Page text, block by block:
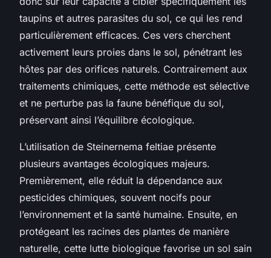
taupins et autres parasites du sol, ce qui les rend
particulièrement efficaces. Ces vers cherchent
activement leurs proies dans le sol, pénétrant les
hôtes par des orifices naturels. Contrairement aux
traitements chimiques, cette méthode est sélective
et ne perturbe pas la faune bénéfique du sol,
préservant ainsi l’équilibre écologique.
L’utilisation de Steinernema feltiae présente
plusieurs avantages écologiques majeurs.
Premièrement, elle réduit la dépendance aux
pesticides chimiques, souvent nocifs pour
l’environnement et la santé humaine. Ensuite, en
protégeant les racines des plantes de manière
naturelle, cette lutte biologique favorise un sol sain